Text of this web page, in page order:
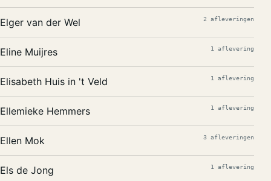
Elger van der Wel 2 afleveringen
Eline Muijres 1 aflevering
Elisabeth Huis in 't Veld 1 aflevering
Ellemieke Hemmers 1 aflevering
Ellen Mok 3 afleveringen
Els de Jong 1 aflevering